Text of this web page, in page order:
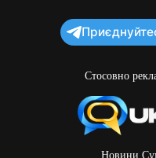
Стосовно
Новини